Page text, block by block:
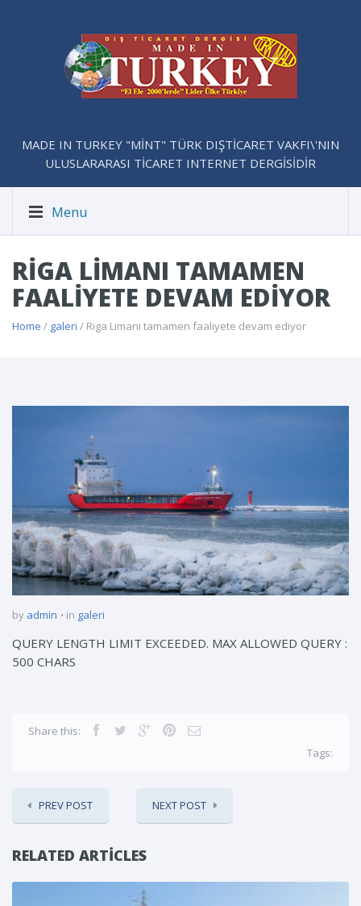
MADE IN TURKEY "MİNT" TÜRK DIŞTİCARET VAKFI\'NIN
ULUSLARARASI TİCARET INTERNET DERGİSİDİR
Menu
RIGA LIMANI TAMAMEN
FAALIYETE DEVAM EDIYOR
Home / galeri / Riga Limanı tamamen faaliyete devam ediyor
by admin in galeri
QUERY LENGTH LIMIT EXCEEDED. MAX ALLOWED QUERY :
500 CHARS
Share this:
Tags:
PREV POST NEXT POST
RELATED ARTICLES